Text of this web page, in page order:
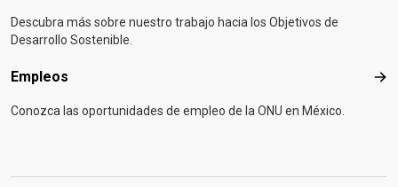
Descubra más sobre nuestro trabajo hacia los Objetivos de
Desarrollo Sostenible.
Empleos
Conozca las oportunidades de empleo de la ONU en México.